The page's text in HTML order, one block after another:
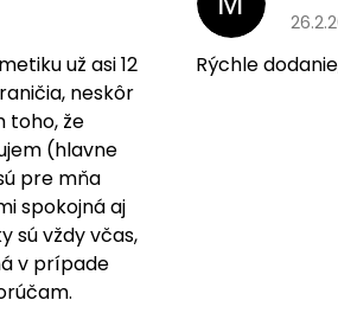
obchodu je 5 z 5 hviezdičiek.
už asi 12
neskôr
toho, že
(hlavne
pre mňa
spokojná aj
sú vždy včas,
v prípade
Rýchle